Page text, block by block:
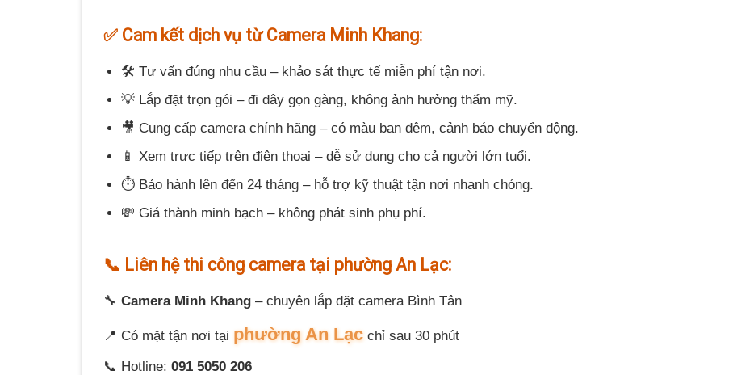
✅ Cam kết dịch vụ từ Camera Minh Khang:
🛠 Tư vấn đúng nhu cầu – khảo sát thực tế miễn phí tận nơi.
💡 Lắp đặt trọn gói – đi dây gọn gàng, không ảnh hưởng thẩm mỹ.
🎥 Cung cấp camera chính hãng – có màu ban đêm, cảnh báo chuyển động.
📱 Xem trực tiếp trên điện thoại – dễ sử dụng cho cả người lớn tuổi.
⏱ Bảo hành lên đến 24 tháng – hỗ trợ kỹ thuật tận nơi nhanh chóng.
💸 Giá thành minh bạch – không phát sinh phụ phí.
📞 Liên hệ thi công camera tại phường An Lạc:
🔧 Camera Minh Khang– chuyên lắp đặt camera Bình Tân
📍 Có mặt tận nơi tại phường An Lạcchỉ sau 30 phút
📞 Hotline: 091 5050 206